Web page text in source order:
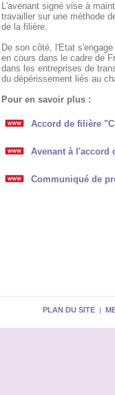
L'avenant signé vise à
travailler sur une méthode
de la filière.
De son côté, l'Etat
en cours dans le cadre de
dans les entreprises de
du dépérissement liés au
Pour en savoir plus :
Accord de filière
Avenant à l'accord
Communiqué de
PLAN DU SITE |